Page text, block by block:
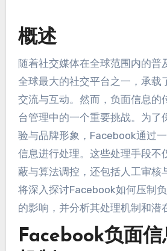
概述
随着社交媒体在全球范围内的普
全球最大的社交平台之一 ， 承载
交流与互动。 然而 ， 负面信息的
台管理中的一个重要挑战。 为了
验与品牌形象 ， Facebook通过
信息进行处理。 这些处理手段不
蔽与算法调控 ， 还包括人工审核
将深入探讨Facebook如何压制
的影响 ， 并分析其处理机制和潜
Facebook负面信